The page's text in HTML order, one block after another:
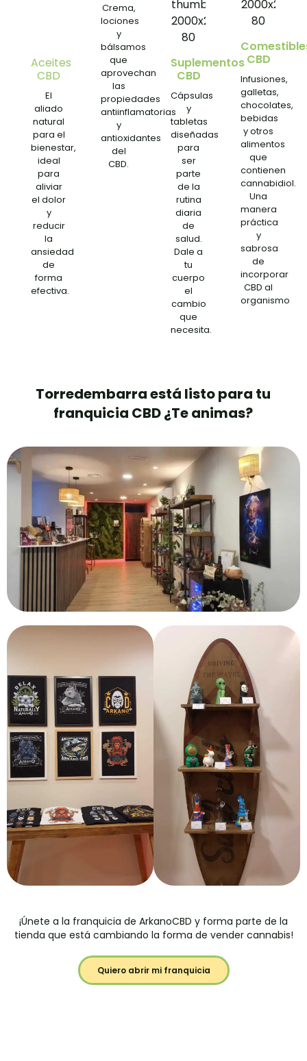
Aceites
CBD
El
aliado
natural
para el
bienestar,
ideal
para
aliviar
el dolor
y
reducir
la
ansiedad
de
forma
efectiva.
Crema,
lociones
y
bálsamos
que
aprovechan
las
propiedades
antiinflamatorias
y
antioxidantes
del
CBD.
Suplementos
CBD
Cápsulas
y
tabletas
diseñadas
para
ser
parte
de la
rutina
diaria
de
salud.
Dale a
tu
cuerpo
el
cambio
que
necesita.
CBD
Infusiones,
galletas,
chocolates,
bebidas
y otros
alimentos
que
contienen
cannabidiol.
Una
manera
práctica
y
sabrosa
de
incorporar
CBD al
organismo
Torredembarra está listo para tu
franquicia CBD ¿Te animas?
¡Únete a la franquicia de ArkanoCBD y forma parte de la
tienda que está cambiando la forma de vender cannabis!
Quiero abrir mi franquicia